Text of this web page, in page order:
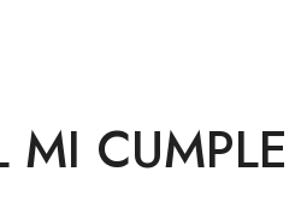
MI CUMPLE